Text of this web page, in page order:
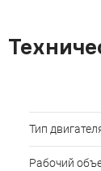
Тип
Рабочий